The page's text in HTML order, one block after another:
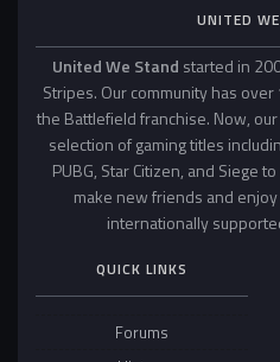
UNITED
United We Stand started in
Stripes. Our community has
the Battlefield franchise. Now,
selection of gaming titles
PUBG, Star Citizen, and Siege
make new friends and
internationally
QUICK LINKS
Forums